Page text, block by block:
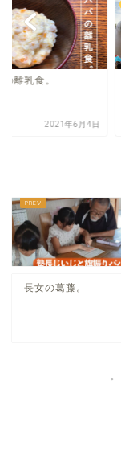
離乳食。
2021年6月4日
長女の葛藤。